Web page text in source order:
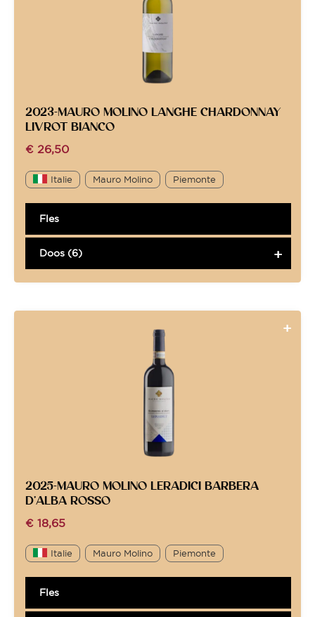
2023-MAURO MOLINO LANGHE CHARDONNAY
LIVROT BIANCO
€ 26,50
Italie Mauro Molino Piemonte
Fles
Doos (6)
2025-MAURO MOLINO LERADICI BARBERA
D’ALBA ROSSO
€ 18,65
Italie Mauro Molino Piemonte
Fles